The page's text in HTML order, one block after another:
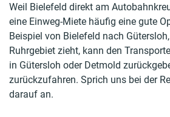
Weil Bielefeld direkt am
eine Einweg-Miete häufig eine gute
Beispiel von Bielefeld nach
Ruhrgebiet zieht, kann den
in Gütersloh oder Detmold
zurückzufahren. Sprich uns bei der
darauf an.